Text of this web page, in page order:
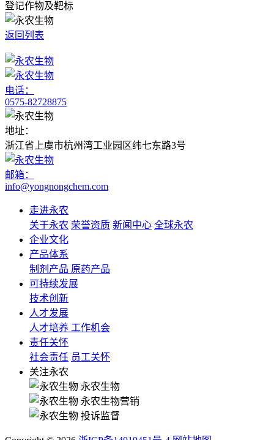
登记作物及靶标
返回列表
电话：
0575-82728875
地址：
浙江省上虞市杭州湾工业园区纬七东路3号
邮箱：
info@yongnongchem.com
走进永农
关于永农 荣誉资质 新闻中心 全球永农
企业文化
产品体系
制剂产品 原药产品
可持续发展
技术创新
人才发展
人才培养 工作机会
责任关怀
社会责任 员工关怀
关注永农
永农生物
永农生物营销
投诉监督